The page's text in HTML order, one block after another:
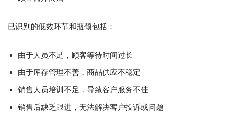
已识别的低效环节和瓶颈包括：
由于人员不足，顾客等待时间过长
由于库存管理不善，商品供应不稳定
销售人员培训不足，导致客户服务不佳
销售后缺乏跟进，无法解决客户投诉或问题